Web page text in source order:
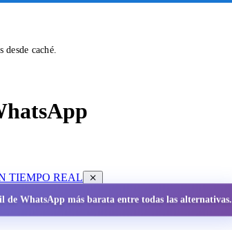
caché.
TIEMPO REAL
de WhatsApp más barata entre todas las alternativas.